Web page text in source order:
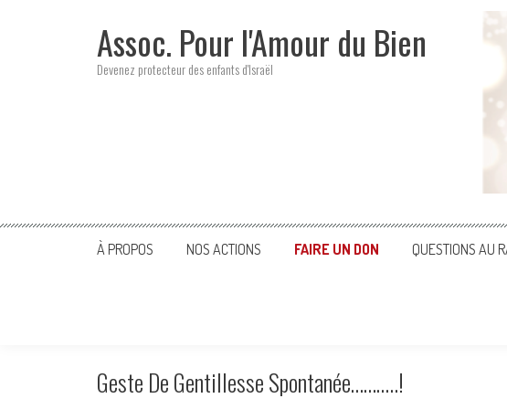
Assoc. Pour l'Amour du Bien
Devenez protecteur des enfants d'Israël
À PROPOS NOS ACTIONS FAIRE UN DON QUESTIONS AU
Geste De Gentillesse Spontanée………..!